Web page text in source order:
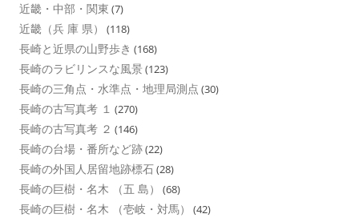
近畿・中部・関東 (7)
近畿（兵 庫 県） (118)
長崎と近県の山野歩き (168)
長崎のラビリンスな風景 (123)
長崎の三角点・水準点・地理局測点 (30)
長崎の古写真考 １ (270)
長崎の古写真考 ２ (146)
長崎の台場・番所など跡(22)
長崎の外国人居留地跡標石(28)
長崎の巨樹・名木 （五 島） (68)
長崎の巨樹・名木 （壱岐・対馬） (42)